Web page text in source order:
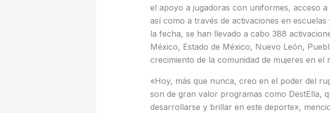
el apoyo a jugadoras con uniformes, acceso
así como a través de activaciones en
la fecha, se han llevado a cabo 388
México, Estado de México, Nuevo León,
crecimiento de la comunidad de mujeres en el
«Hoy, más que nunca, creo en el poder del
son de gran valor programas como DestElla,
desarrollarse y brillar en este deporte»,